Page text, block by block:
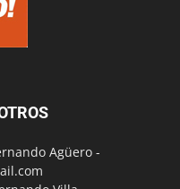
Agüero -